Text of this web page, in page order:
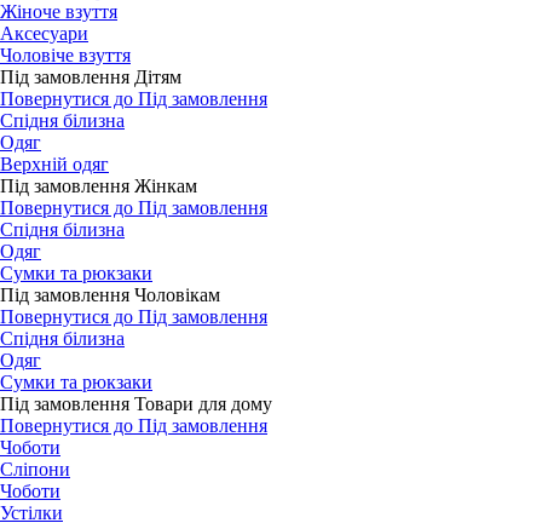
Жіноче взуття
Аксесуари
Чоловіче взуття
Під замовлення Дітям
Повернутися до Під замовлення
Спідня білизна
Одяг
Верхній одяг
Під замовлення Жінкам
Повернутися до Під замовлення
Спідня білизна
Одяг
Сумки та рюкзаки
Під замовлення Чоловікам
Повернутися до Під замовлення
Спідня білизна
Одяг
Сумки та рюкзаки
Під замовлення Товари для дому
Повернутися до Під замовлення
Чоботи
Сліпони
Чоботи
Устілки